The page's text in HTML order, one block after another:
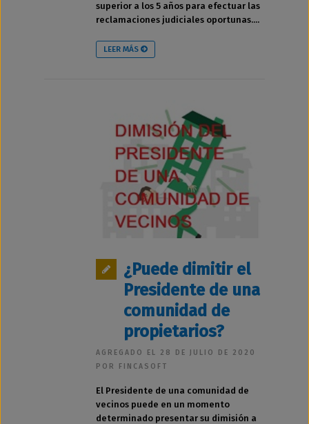
superior a los 5 años para efectuar las
reclamaciones judiciales oportunas....
LEER MÁS
¿Puede dimitir el
Presidente de una
comunidad de
propietarios?
AGREGADO EL 28 DE JULIO DE 2020
POR FINCASOFT
El Presidente de una comunidad de
vecinos puede en un momento
determinado presentar su dimisión a